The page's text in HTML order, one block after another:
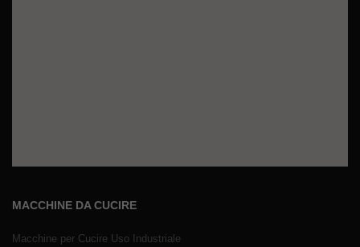
MACCHINE DA CUCIRE
Macchine per Cucire Uso Industriale